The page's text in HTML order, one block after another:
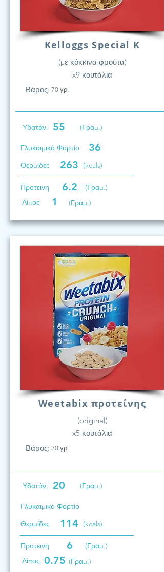
Kelloggs Special K
(με κόκκινα φρούτα)
x9 κουτάλια
Βάρος: 70 γρ.
Υδατάν. 55 (Γραμ.)
Γλυκαιμικό Φορτίο 36
Θερμίδες 263 (kcals)
Προτεινη 6.2
(Γραμ.)
Λίπος
1 (Γραμ.)
Weetabix προτείνης
(original)
x5 κουτάλια
Βάρος: 30 γρ.
Υδατάν. 20 (Γραμ.)
Γλυκαιμικό Φορτίο
Θερμίδες
114 (kcals)
Προτεινη 6
(Γραμ.)
Λίπος 0.75 (Γραμ.)